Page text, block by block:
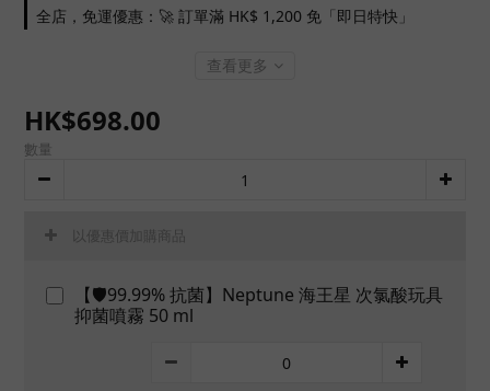
全店，免運優惠：🚀 訂單滿 HK$ 1,200 免「即日特快」
查看更多
HK$698.00
數量
以優惠價加購商品
【🛡️99.99% 抗菌】Neptune 海王星 次氯酸玩具
抑菌噴霧 50 ml